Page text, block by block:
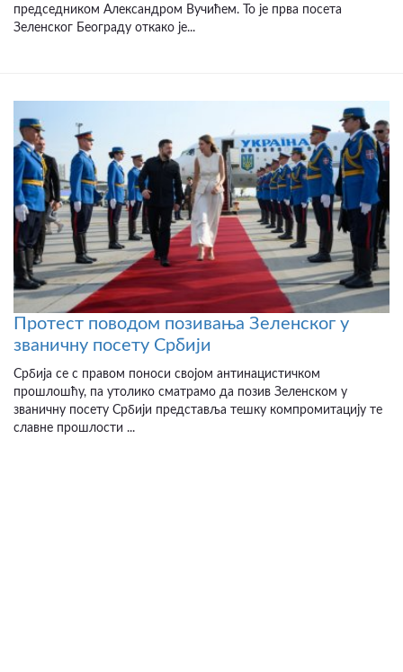
председником Александром Вучићем. То је прва посета
Зеленског Београду откако је...
Протест поводом позивања Зеленског у
званичну посету Србији
Србија се с правом поноси својом антинацистичком
прошлошћу, па утолико сматрамо да позив Зеленском у
званичну посету Србији представља тешку компромитацију те
славне прошлости ...